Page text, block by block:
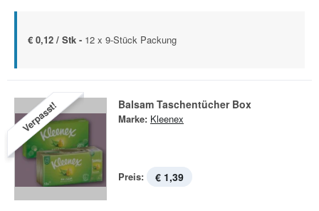
€ 0,12 / Stk - 12 x 9-Stück Packung
Verpasst! Balsam Taschentücher Box
Marke: Kleenex
Preis: € 1,39